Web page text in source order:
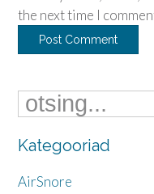
the next time I
Kategooriad
AirSnore